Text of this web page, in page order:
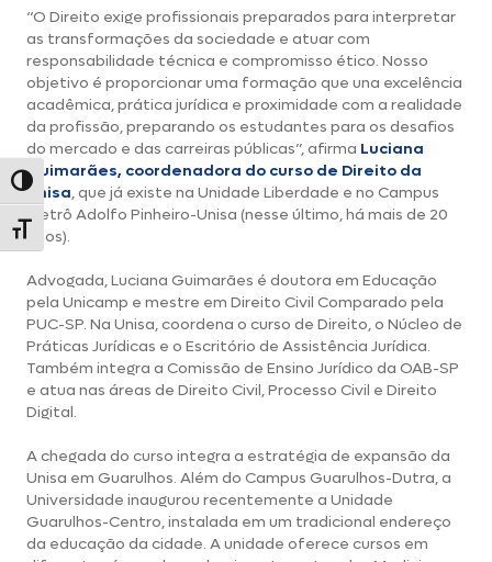
Alternar alto contraste
Alternar tamanho da fonte
“O Direito exige profissionais preparados para interpretar
as transformações da sociedade e atuar com
responsabilidade técnica e compromisso ético. Nosso
objetivo é proporcionar uma formação que una excelência
acadêmica, prática jurídica e proximidade com a realidade
da profissão, preparando os estudantes para os desafios
do mercado e das carreiras públicas”, afirma Luciana
Guimarães, coordenadora do curso de Direito da
Unisa, que já existe na Unidade Liberdade e no Campus
Metrô Adolfo Pinheiro-Unisa (nesse último, há mais de 20
anos).
Advogada, Luciana Guimarães é doutora em Educação
pela Unicamp e mestre em Direito Civil Comparado pela
PUC-SP. Na Unisa, coordena o curso de Direito, o Núcleo de
Práticas Jurídicas e o Escritório de Assistência Jurídica.
Também integra a Comissão de Ensino Jurídico da OAB-SP
e atua nas áreas de Direito Civil, Processo Civil e Direito
Digital.
A chegada do curso integra a estratégia de expansão da
Unisa em Guarulhos. Além do Campus Guarulhos-Dutra, a
Universidade inaugurou recentemente a Unidade
Guarulhos-Centro, instalada em um tradicional endereço
da educação da cidade. A unidade oferece cursos em